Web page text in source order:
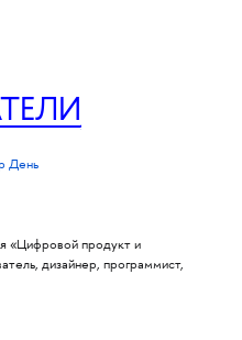
«Цифровой продукт и
дизайнер, программист,